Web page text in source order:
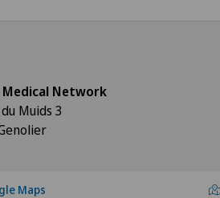
Medical Network
Muids 3
Maps